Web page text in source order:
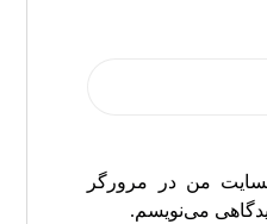
من در مرورگر
می‌نویسم.